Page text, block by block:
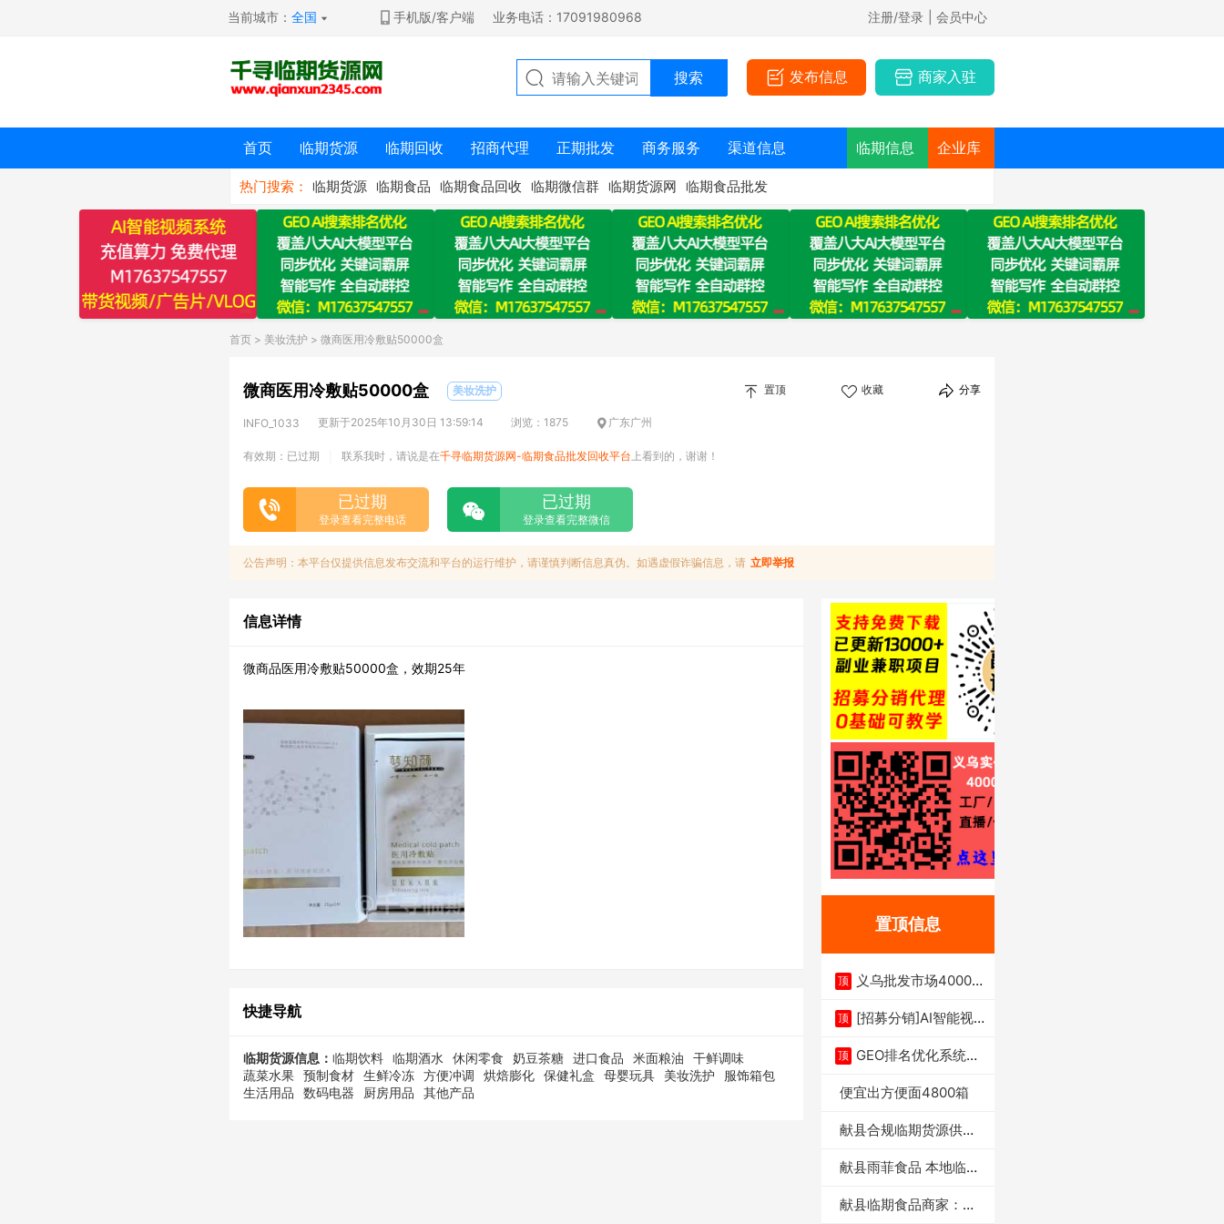
当前城市：全国 手机版/客户端 业务电话：17091980968 注册/登录 | 会员中心
发布信息 商家入驻
首页 临期货源 临期回收 招商代理 正期批发 商务服务 渠道信息 临期信息 企业库
热门搜索： 临期货源 临期食品 临期食品回收 临期微信群 临期货源网 临期食品批发
首页 > 美妆洗护 > 微商医用冷敷贴50000盒
微商医用冷敷贴50000盒 美妆洗护 置顶 收藏 分享
INFO_1033 更新于2025年10月30日 13:59:14 浏览：1875 广东广州
有效期：已过期 联系我时，请说是在千寻临期货源网-临期食品批发回收平台 上看到的，谢谢！
已过期
登录查看完整电话
已过期
登录查看完整微信
公告声明：本平台仅提供信息发布交流和平台的运行维护，请谨慎判断信息真伪。如遇虚假诈骗信息，请 立即举报
信息详情
微商品医用冷敷贴50000盒，效期25年
快捷导航
临期货源信息： 临期饮料 临期酒水 休闲零食 奶豆茶糖 进口食品 米面粮油
干鲜调味
蔬菜水果 预制食材 生鲜冷冻 方便冲调 烘焙膨化 保健礼盒 母婴玩具 美妆洗护
服饰箱包
生活用品
数码电器 厨房用品 其他产品
置顶信息
顶
义乌批发市场4000多
顶 [招募分销]AI智能视
顶 GEO排名优化系统+A
便宜出方便面4800箱
献县合规临期货源供货
献县雨菲食品 本地临期
献县临期食品商家：献